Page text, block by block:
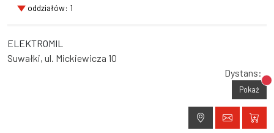
oddziałów: 1
ELEKTROMIL
Suwałki, ul. Mickiewicza 10
Dystans:
Pokaż